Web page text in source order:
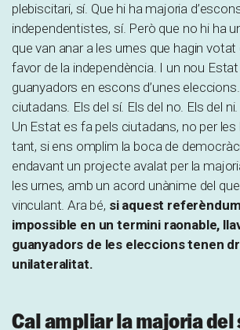
plebiscitari, sí. Que hi ha majoria
independentistes, sí. Però que no hi ha
que van anar a les urnes que hagin
favor de la independència. I un nou
guanyadors en escons d’unes
ciutadans. Els del sí. Els del no. Els del
Un Estat es fa pels ciutadans, no per les
tant, si ens omplim la boca de
endavant un projecte avalat per la
les urnes, amb un acord unànime del
vinculant. Ara bé, si aquest
impossible en un termini raonable,
guanyadors de les eleccions tenen
unilateralitat.
Cal ampliar la majoria del